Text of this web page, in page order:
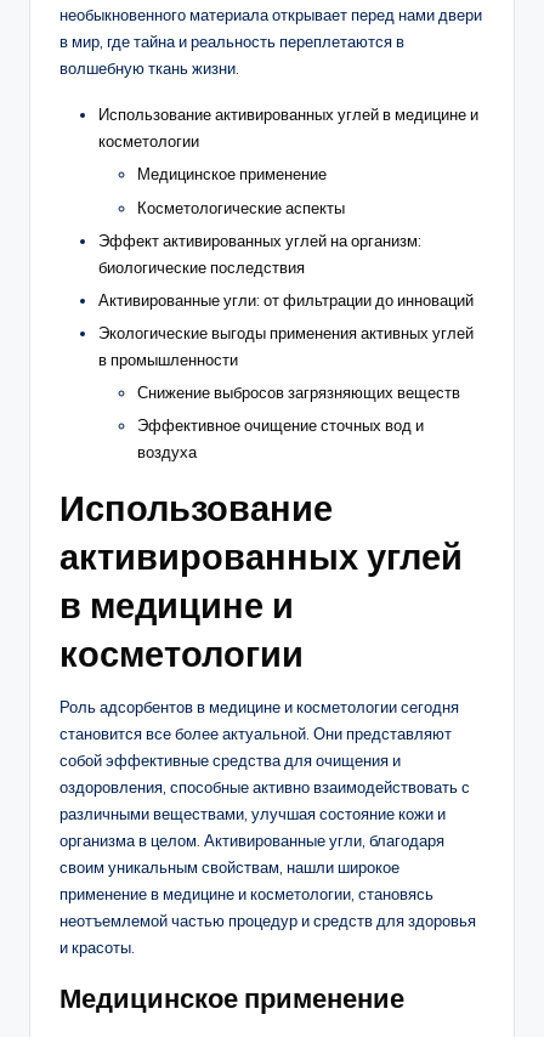
необыкновенного материала открывает перед нами двери
в мир, где тайна и реальность переплетаются в
волшебную ткань жизни.
Использование активированных углей в медицине и
косметологии
Медицинское применение
Косметологические аспекты
Эффект активированных углей на организм:
биологические последствия
Активированные угли: от фильтрации до инноваций
Экологические выгоды применения активных углей
в промышленности
Снижение выбросов загрязняющих веществ
Эффективное очищение сточных вод и
воздуха
Использование
активированных углей
в медицине и
косметологии
Роль адсорбентов в медицине и косметологии сегодня
становится все более актуальной. Они представляют
собой эффективные средства для очищения и
оздоровления, способные активно взаимодействовать с
различными веществами, улучшая состояние кожи и
организма в целом. Активированные угли, благодаря
своим уникальным свойствам, нашли широкое
применение в медицине и косметологии, становясь
неотъемлемой частью процедур и средств для здоровья
и красоты.
Медицинское применение